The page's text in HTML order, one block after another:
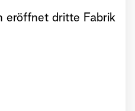
eröffnet dritte Fabrik